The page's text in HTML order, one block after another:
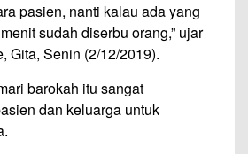
pasien, nanti kalau ada yang
sudah diserbu orang,” ujar
Gita, Senin (2/12/2019).
barokah itu sangat
dan keluarga untuk